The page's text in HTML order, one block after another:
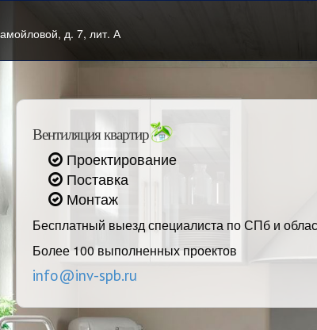
д. 7, лит. А
Вентиляция квартир
Проектирование
Поставка
Монтаж
Бесплатный выезд специалиста по СПб и
Более 100 выполненных проектов
info@inv-spb.ru